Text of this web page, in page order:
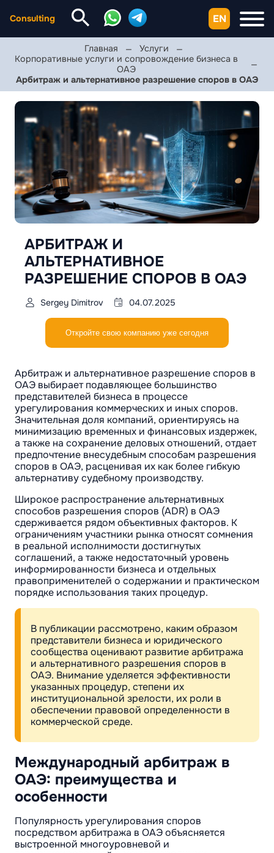
Consulting EN
Главная
Услуги
Корпоративные услуги и сопровождение бизнеса в
ОАЭ
Арбитраж и альтернативное разрешение споров в ОАЭ
АРБИТРАЖ И
АЛЬТЕРНАТИВНОЕ
РАЗРЕШЕНИЕ СПОРОВ В ОАЭ
Sergey Dimitrov 04.07.2025
Откройте свою компанию уже сегодня
Арбитраж и альтернативное разрешение споров в
ОАЭ выбирает подавляющее большинство
представителей бизнеса в процессе
урегулирования коммерческих и иных споров.
Значительная доля компаний, ориентируясь на
минимизацию временных и финансовых издержек,
а также на сохранение деловых отношений, отдает
предпочтение внесудебным способам разрешения
споров в ОАЭ, расценивая их как более гибкую
альтернативу судебному производству.
Широкое распространение альтернативных
способов разрешения споров (ADR) в ОАЭ
сдерживается рядом объективных факторов. К
ограничениям участники рынка относят сомнения
в реальной исполнимости достигнутых
соглашений, а также недостаточный уровень
информированности бизнеса и отдельных
правоприменителей о содержании и практическом
порядке использования таких процедур.
В публикации рассмотрено, каким образом
представители бизнеса и юридического
сообщества оценивают развитие арбитража
и альтернативного разрешения споров в
ОАЭ. Внимание уделяется эффективности
указанных процедур, степени их
институциональной зрелости, их роли в
обеспечении правовой определенности в
коммерческой среде.
Международный арбитраж в
ОАЭ: преимущества и
особенности
Популярность урегулирования споров
посредством арбитража в ОАЭ объясняется
выстроенной многоуровневой и